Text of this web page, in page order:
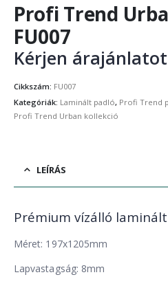
Profi Trend
FU007
Kérjen
Cikkszám: FU007
Kategóriák: Laminált padló, Profi Trend
Profi Trend Urban kollekció
LEÍRÁS
Prémium vízálló
Méret: 197x1205mm
Lapvastagság: 8mm